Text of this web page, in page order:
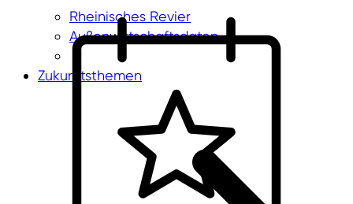
Rheinisches Revier
Außenwirtschaftsdaten
Zukunftsthemen